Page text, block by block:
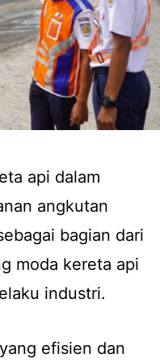
api dalam
angkutan
bagian dari
moda kereta api
industri.
efisien dan